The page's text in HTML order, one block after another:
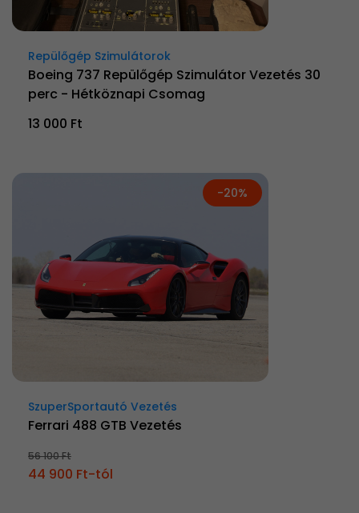
Repülőgép Szimulátorok
Boeing 737 Repülőgép Szimulátor Vezetés 30
perc - Hétköznapi Csomag
13 000 Ft
-20%
SzuperSportautó Vezetés
Ferrari 488 GTB Vezetés
56 100 Ft
44 900 Ft-tól